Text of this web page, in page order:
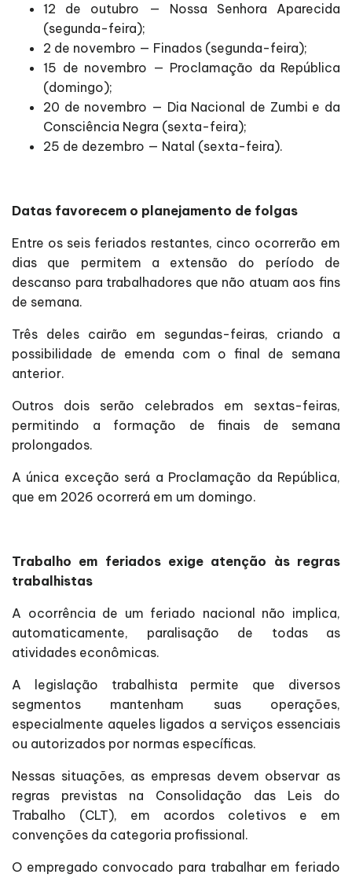
12 de outubro — Nossa Senhora Aparecida
(segunda-feira);
2 de novembro — Finados (segunda-feira);
15 de novembro — Proclamação da República
(domingo);
20 de novembro — Dia Nacional de Zumbi e da
Consciência Negra (sexta-feira);
25 de dezembro — Natal (sexta-feira).
Datas favorecem o planejamento de folgas
Entre os seis feriados restantes, cinco ocorrerão em
dias que permitem a extensão do período de
descanso para trabalhadores que não atuam aos fins
de semana.
Três deles cairão em segundas-feiras, criando a
possibilidade de emenda com o final de semana
anterior.
Outros dois serão celebrados em sextas-feiras,
permitindo a formação de finais de semana
prolongados.
A única exceção será a Proclamação da República,
que em 2026 ocorrerá em um domingo.
Trabalho em feriados exige atenção às regras
trabalhistas
A ocorrência de um feriado nacional não implica,
automaticamente, paralisação de todas as
atividades econômicas.
A legislação trabalhista permite que diversos
segmentos mantenham suas operações,
especialmente aqueles ligados a serviços essenciais
ou autorizados por normas específicas.
Nessas situações, as empresas devem observar as
regras previstas na Consolidação das Leis do
Trabalho (CLT), em acordos coletivos e em
convenções da categoria profissional.
O empregado convocado para trabalhar em feriado